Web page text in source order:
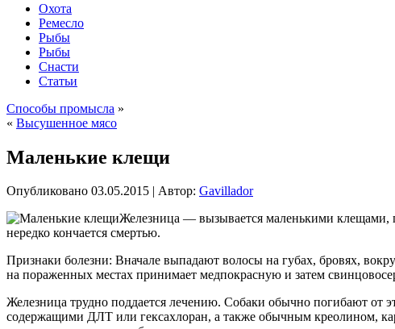
Охота
Ремесло
Рыбы
Рыбы
Снасти
Статьи
Способы промысла »
« Высушенное мясо
Маленькие клещи
Опубликовано 03.05.2015 Автор: Gavillador
Железница — вызывается маленькими клещами,
нередко кончается смертью.
Признаки болезни: Вначале выпадают волосы на губах, бровях,
на пораженных местах принимает медпокрасную и затем
Железница трудно поддается лечению. Собаки обычно погибают
содержащими ДЛТ или гексахлоран, а также обычным креолином,